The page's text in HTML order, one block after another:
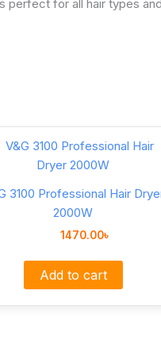
perfect for all hair types
3100 Professional Hair
2000W
1470.00৳
Add to cart